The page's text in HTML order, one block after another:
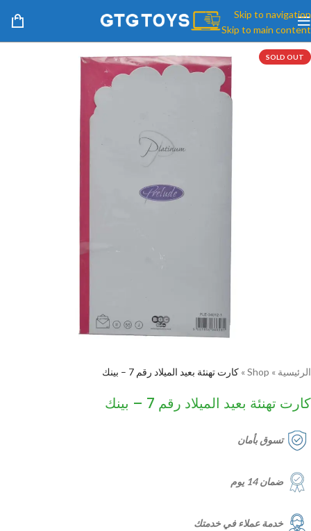
Skip to navigation
Skip to main content
SOLD OUT
الرئيسية »
Shop
» كارت تهنئة بعيد الميلاد رقم 7 – بينك
كارت تهنئة بعيد الميلاد رقم 7 – بينك
تسوق بأمان
ضمان 14 يوم
خدمة عملاء في خدمتك